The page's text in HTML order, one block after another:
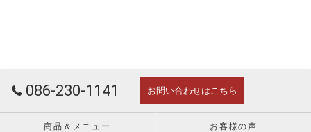
086-230-1141 お問い合わせはこちら
商品＆メニュー お客様の声